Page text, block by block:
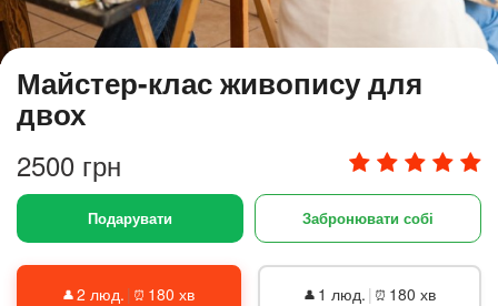
Майстер-клас живопису для
двох
2500 грн
Подарувати Забронювати собі
👤 2 люд. | ⏰ 180 хв 👤 1 люд. | ⏰ 180 хв